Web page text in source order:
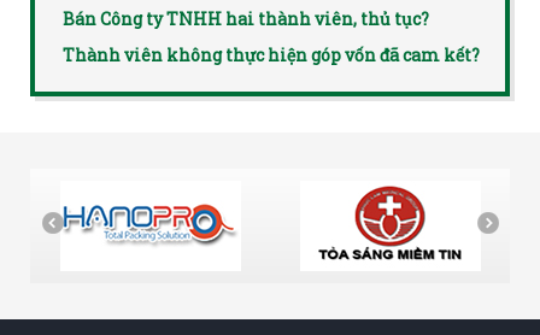
Bán Công ty TNHH hai thành viên, thủ tục?
Thành viên không thực hiện góp vốn đã cam kết?